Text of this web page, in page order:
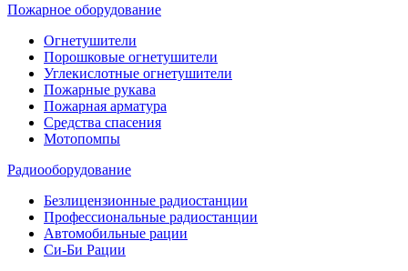
Пожарное оборудование
Огнетушители
Порошковые огнетушители
Углекислотные огнетушители
Пожарные рукава
Пожарная арматура
Средства спасения
Мотопомпы
Радиооборудование
Безлицензионные радиостанции
Профессиональные радиостанции
Автомобильные рации
Си-Би Рации